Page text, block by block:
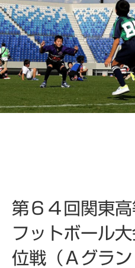
第６４回関東
フットボール
位戦（Ａグラン